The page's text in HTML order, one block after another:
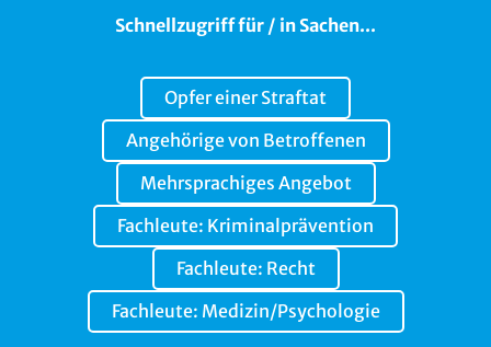
Schnellzugriff für / in Sachen...
Opfer einer Straftat
Angehörige von Betroffenen
Mehrsprachiges Angebot
Fachleute: Kriminalprävention
Fachleute: Recht
Fachleute: Medizin/Psychologie